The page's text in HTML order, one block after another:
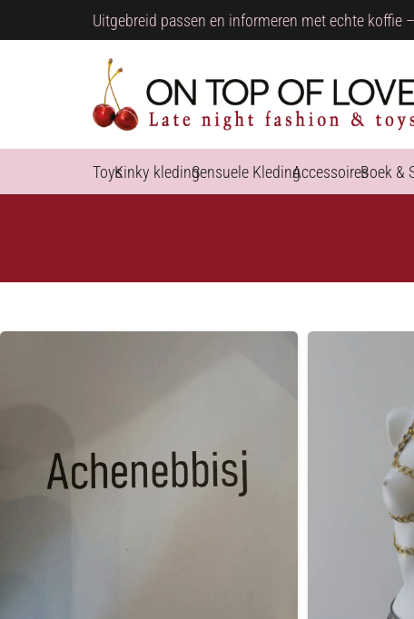
Uitgebreid passen en informeren met echte koffie
ToysKinky kledingSensuele KledingAccessoiresBoek &